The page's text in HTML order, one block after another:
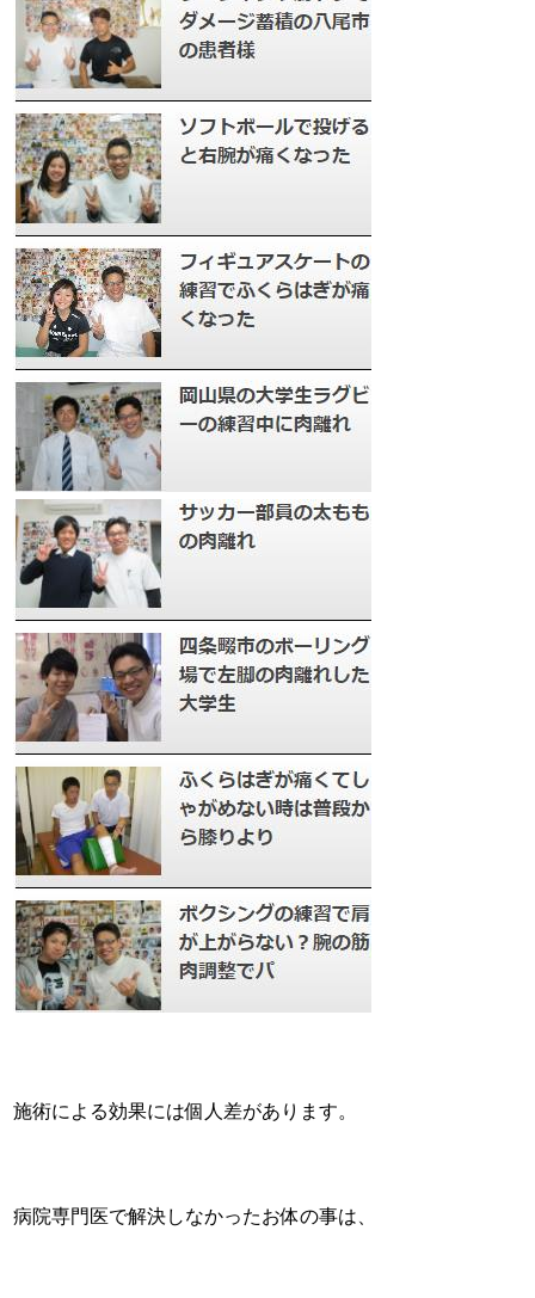
施術による効果には個人差があります。
病院専門医で解決しなかったお体の事は、